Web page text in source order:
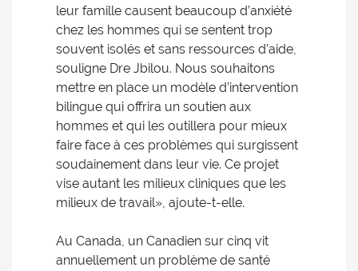
leur famille causent beaucoup d’anxiété
chez les hommes qui se sentent trop
souvent isolés et sans ressources d’aide,
souligne Dre Jbilou. Nous souhaitons
mettre en place un modèle d’intervention
bilingue qui offrira un soutien aux
hommes et qui les outillera pour mieux
faire face à ces problèmes qui surgissent
soudainement dans leur vie. Ce projet
vise autant les milieux cliniques que les
milieux de travail», ajoute-t-elle.
Au Canada, un Canadien sur cinq vit
annuellement un problème de santé